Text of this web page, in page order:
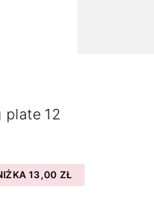
plate 12
13,00 ZŁ